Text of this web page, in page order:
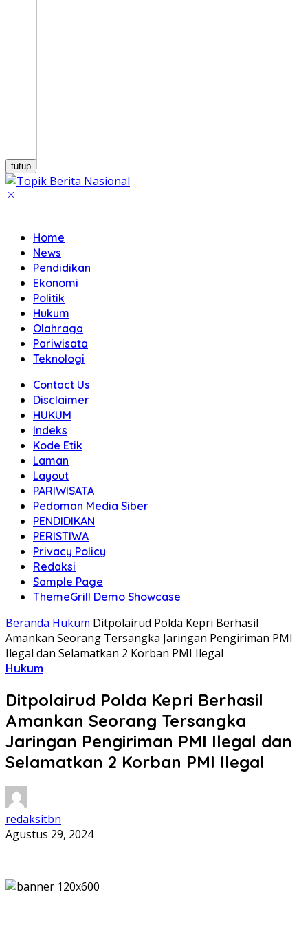
tutup
Home
News
Pendidikan
Ekonomi
Politik
Hukum
Olahraga
Pariwisata
Teknologi
Contact Us
Disclaimer
HUKUM
Indeks
Kode Etik
Laman
Layout
PARIWISATA
Pedoman Media Siber
PENDIDIKAN
PERISTIWA
Privacy Policy
Redaksi
Sample Page
ThemeGrill Demo Showcase
Beranda Hukum Ditpolairud Polda Kepri Berhasil
Amankan Seorang Tersangka Jaringan Pengiriman PMI
Ilegal dan Selamatkan 2 Korban PMI Ilegal
Hukum
Ditpolairud Polda Kepri Berhasil
Amankan Seorang Tersangka
Jaringan Pengiriman PMI Ilegal dan
Selamatkan 2 Korban PMI Ilegal
redaksitbn
Agustus 29, 2024